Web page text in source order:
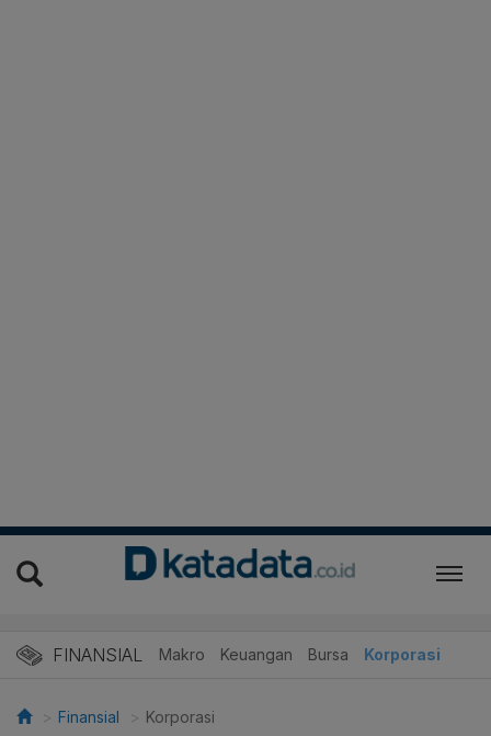
FINANSIAL Makro Keuangan Bursa Korporasi
Finansial Korporasi